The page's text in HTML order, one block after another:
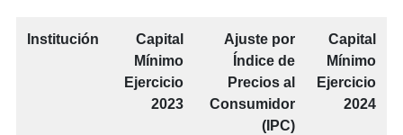
Institución
Capital
Mínimo
Ejercicio
2023
Ajuste por
Índice de
Precios al
Consumidor
(IPC)
Capital
Mínimo
Ejercicio
2024